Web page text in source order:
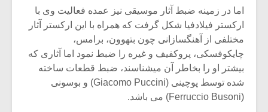
اما در زمینه ضبط آثار موسیقی نیز عمده فعالیت وی با
ارکستر فیلادفیا شکل گرفت که همراه با این ارکستر آثار
مختلفی از آهنگسازانی چون بتهوون، برامس،
چایکوفسکی، پروکفیف و غیره را ضبط نمود اما آثاری که
بیشتر او را بخاطر آن میشناسند، ضبط قطعات ساخته
شده توسط پوچینی (Giacomo Puccini) و بوسونی
(Ferruccio Busoni) می باشد.